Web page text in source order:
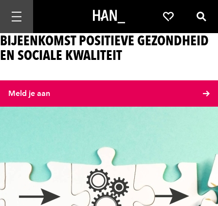
Mobiele navigatie openen Favorieten
BIJEENKOMST POSITIEVE GEZONDHEID
EN SOCIALE KWALITEIT
Meld je aan